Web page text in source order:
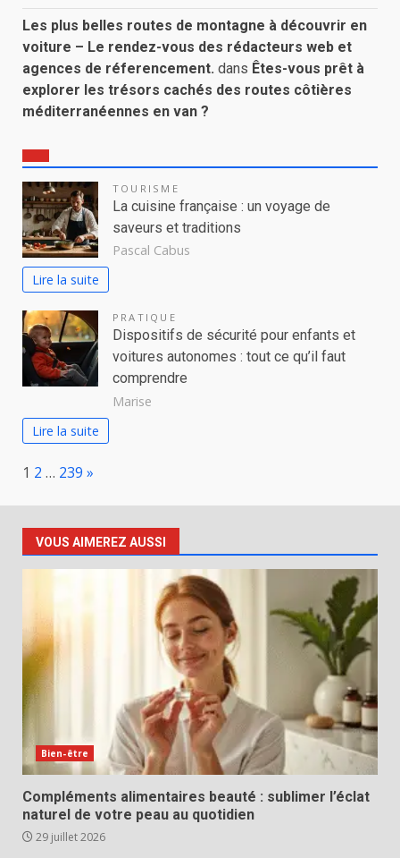
Les plus belles routes de montagne à découvrir en
voiture – Le rendez-vous des rédacteurs web et
agences de réferencement. dans Êtes-vous prêt à
explorer les trésors cachés des routes côtières
méditerranéennes en van ?
TOURISME
La cuisine française : un voyage de
saveurs et traditions
Pascal Cabus
Lire la suite
PRATIQUE
Dispositifs de sécurité pour enfants et
voitures autonomes : tout ce qu’il faut
comprendre
Marise
Lire la suite
Page:
1 2 … 239 Next
»
VOUS AIMEREZ AUSSI
Bien-être
Compléments alimentaires beauté : sublimer l’éclat
naturel de votre peau au quotidien
29 juillet 2026